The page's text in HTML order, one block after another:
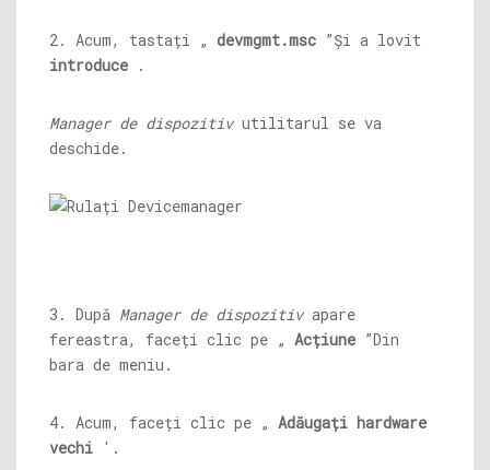
2. Acum, tastați „ devmgmt.msc ”Și a lovit
introduce .
Manager de dispozitivutilitarul se va
deschide.
3. După Manager de dispozitivapare
fereastra, faceți clic pe „ Acțiune ”Din
bara de meniu.
4. Acum, faceți clic pe „ Adăugați hardware
vechi '.